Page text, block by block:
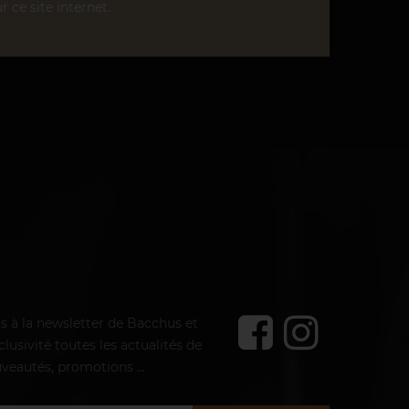
à la newsletter de Bacchus et
toutes les actualités de
promotions ...